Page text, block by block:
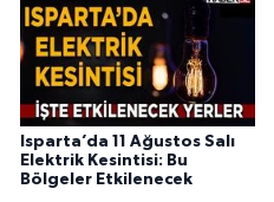
Isparta’da 11 Ağustos Salı
Elektrik Kesintisi: Bu
Bölgeler Etkilenecek